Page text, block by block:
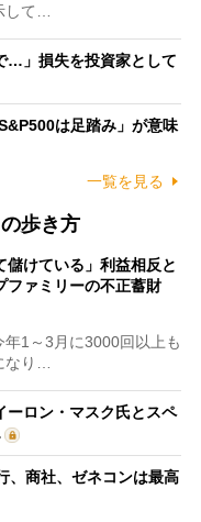
して…
…」損失を投資家として
は足踏み」が意味
一覧を見る
歩き方
儲けている」利益相反と
ファミリーの不正蓄財
1～3月に3000回以上も
なり…
ーロン・マスク氏とスペ
、商社、ゼネコンは最高